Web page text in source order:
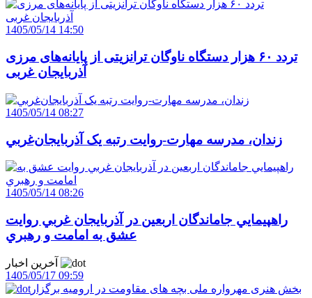
1405/05/14 14:50
تردد ۶۰ هزار دستگاه ناوگان ترانزیتی از پایانه‌های مرزی
آذربایجان ‌غربی
1405/05/14 08:27
زندان، مدرسه مهارت-روايت رتبه يک آذربايجان‌غربي
1405/05/14 08:26
راهپيمايي جاماندگان اربعين در آذربايجان غربي روايت
عشق به امامت و رهبري
1405/05/17 09:59
بخش هنری مهرواره ملی بچه های مقاومت در ارومیه برگزار